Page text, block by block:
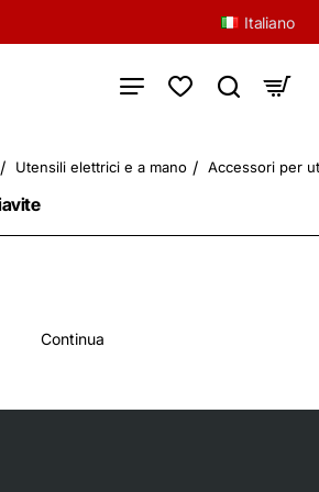
Italiano
Utensili elettrici e a mano Accessori per
Continua